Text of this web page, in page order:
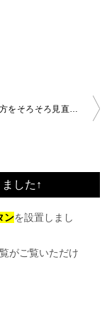
した↑
ンを設置しまし
がご覧いただけ